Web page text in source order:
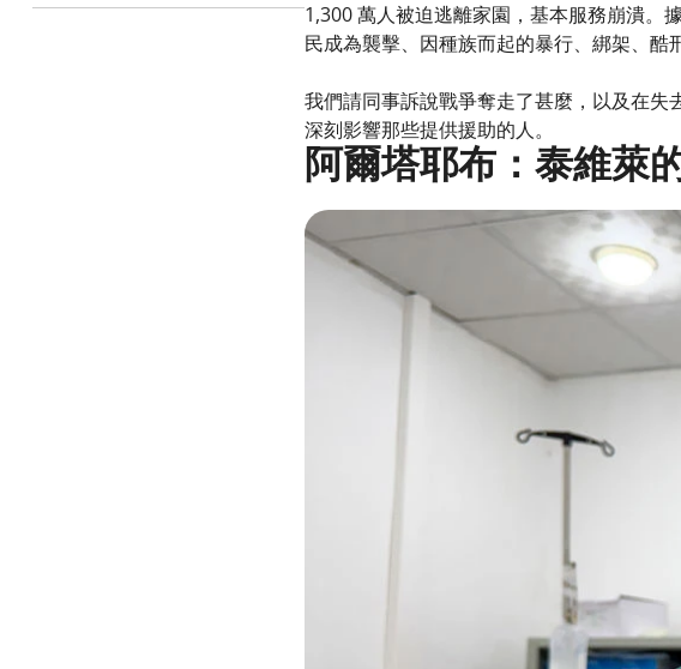
1,300 萬人被迫逃離家園，基本服務崩潰。
民成為襲擊、因種族而起的暴行、綁架、酷
我們請同事訴說戰爭奪走了甚麼，以及在
深刻影響那些提供援助的人。
阿爾塔耶布：泰維萊